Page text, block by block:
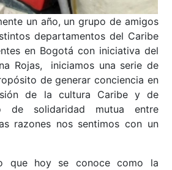
un año, un grupo de amigos
departamentos del Caribe
en Bogotá con iniciativa del
Rojas, iniciamos una serie de
de generar conciencia en
de la cultura Caribe y de
de solidaridad mutua entre
razones nos sentimos con un
que hoy se conoce como la